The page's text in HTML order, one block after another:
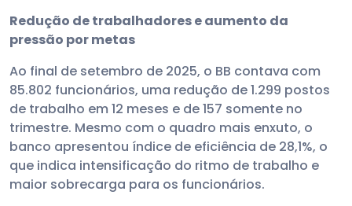
Redução de trabalhadores e aumento da
pressão por metas
Ao final de setembro de 2025, o BB contava com
85.802 funcionários, uma redução de 1.299 postos
de trabalho em 12 meses e de 157 somente no
trimestre. Mesmo com o quadro mais enxuto, o
banco apresentou índice de eficiência de 28,1%, o
que indica intensificação do ritmo de trabalho e
maior sobrecarga para os funcionários.